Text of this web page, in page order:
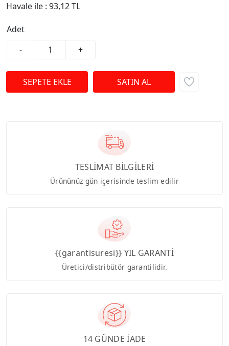
Havale ile : 93,12 TL
Adet
-
+
TESLİMAT BİLGİLERİ
Ürününüz gün içerisinde teslim edilir
{{garantisuresi}} YIL GARANTİ
Üretici/distribütör garantilidir.
14 GÜNDE İADE